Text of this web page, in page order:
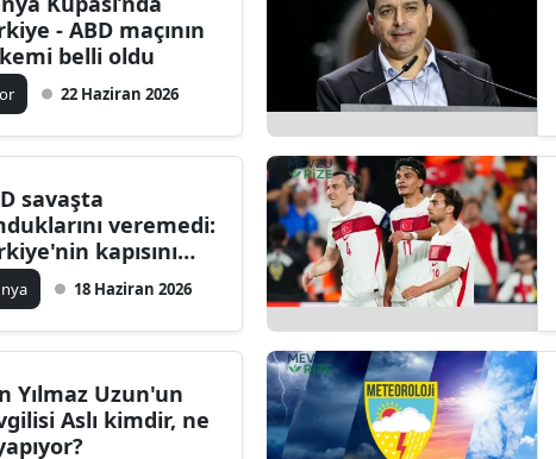
- ABD maçının
belli oldu
22 Haziran 2026
savaşta
veremedi:
kapısını
18 Haziran 2026
Yılmaz Uzun'un
Aslı kimdir, ne